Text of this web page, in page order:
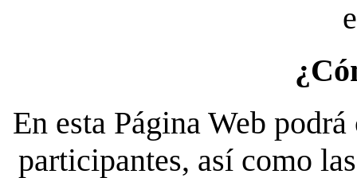
En esta Página Web
participantes, así como